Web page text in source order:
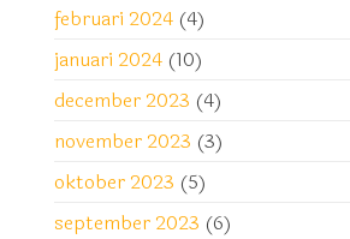
februari 2024 (4)
januari 2024 (10)
december 2023 (4)
november 2023 (3)
oktober 2023 (5)
september 2023 (6)